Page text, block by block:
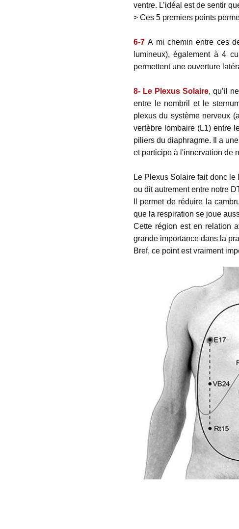
ventre. L’idéal est de sentir
> Ces 5 premiers points
6-7 A mi chemin entre ces
lumineux), également à 4
permettent une ouverture
8- Le Plexus Solaire, qu’il
entre le nombril et le
plexus du système nerveux
vertèbre lombaire (L1) entre
piliers du diaphragme. Il a
et participe à l'innervation de
Le Plexus Solaire fait donc
ou dit autrement entre notre
Il permet de réduire la
que la respiration se joue
Cette région est en relation
grande importance dans la
Bref, ce point est vraiment